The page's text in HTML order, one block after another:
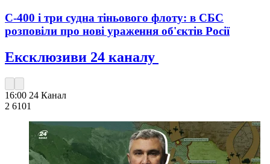
С-400 і три судна тіньового флоту: в СБС
розповіли про нові ураження об'єктів Росії
Ексклюзиви 24 каналу
16:00 24 Канал
2 6101